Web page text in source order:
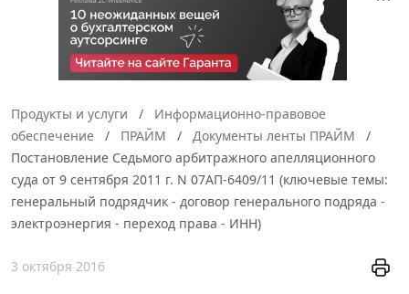
Продукты и услуги
Информационно-правовое
обеспечение
ПРАЙМ
Документы ленты ПРАЙМ
Постановление Седьмого арбитражного апелляционного
суда от 9 сентября 2011 г. N 07АП-6409/11 (ключевые темы:
генеральный подрядчик - договор генерального подряда -
электроэнергия - переход права - ИНН)
3 октября 2016